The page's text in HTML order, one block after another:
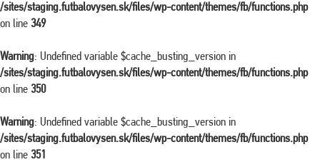
/sites/staging.futbalovysen.sk/files/wp-content/themes/fb/functions.php
on line 349
Warning: Undefined variable $cache_busting_version in
/sites/staging.futbalovysen.sk/files/wp-content/themes/fb/functions.php
on line 350
Warning: Undefined variable $cache_busting_version in
/sites/staging.futbalovysen.sk/files/wp-content/themes/fb/functions.php
on line 351